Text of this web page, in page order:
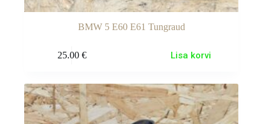
BMW 5 E60 E61 Tungraud
25.00 € Lisa korvi